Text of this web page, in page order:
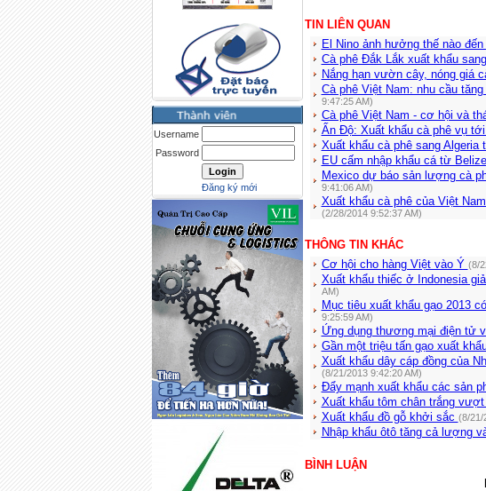
Username
Password
Đăng ký mới
TIN LIÊN QUAN
El Nino ảnh hưởng thế nào
Cà phê Đắk Lắk xuất khẩu
Nắng hạn vườn cây, nóng giá
Cà phê Việt Nam: nhu cầu
9:47:25 AM)
Cà phê Việt Nam - cơ hội và
Ấn Độ: Xuất khẩu cà phê vụ
Xuất khẩu cà phê sang Algeria
EU cấm nhập khẩu cá từ
Mexico dự báo sản lượng cà
9:41:06 AM)
Xuất khẩu cà phê của Việt
(2/28/2014 9:52:37 AM)
THÔNG TIN KHÁC
Cơ hội cho hàng Việt vào Ý (8/
Xuất khẩu thiếc ở Indonesia
AM)
Mục tiêu xuất khẩu gạo 2013
9:25:59 AM)
Ứng dụng thương mại điện tử
Gần một triệu tấn gạo xuất
Xuất khẩu dây cáp đồng của
(8/21/2013 9:42:20 AM)
Đẩy mạnh xuất khẩu các sản
Xuất khẩu tôm chân trắng
Xuất khẩu đồ gỗ khởi sắc (8/21/
Nhập khẩu ôtô tăng cả lượng
BÌNH LUẬN